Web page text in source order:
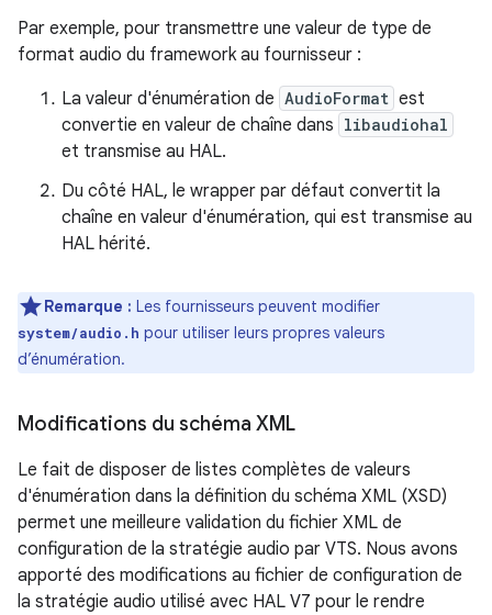
Par exemple, pour transmettre une valeur de type de
format audio du framework au fournisseur :
La valeur d'énumération de AudioFormat est
convertie en valeur de chaîne dans libaudiohal
et transmise au HAL.
Du côté HAL, le wrapper par défaut convertit la
chaîne en valeur d'énumération, qui est transmise au
HAL hérité.
Remarque : Les fournisseurs peuvent modifier
system/audio.h pour utiliser leurs propres valeurs
d’énumération.
Modifications du schéma XML
Le fait de disposer de listes complètes de valeurs
d'énumération dans la définition du schéma XML (XSD)
permet une meilleure validation du fichier XML de
configuration de la stratégie audio par VTS. Nous avons
apporté des modifications au fichier de configuration de
la stratégie audio utilisé avec HAL V7 pour le rendre